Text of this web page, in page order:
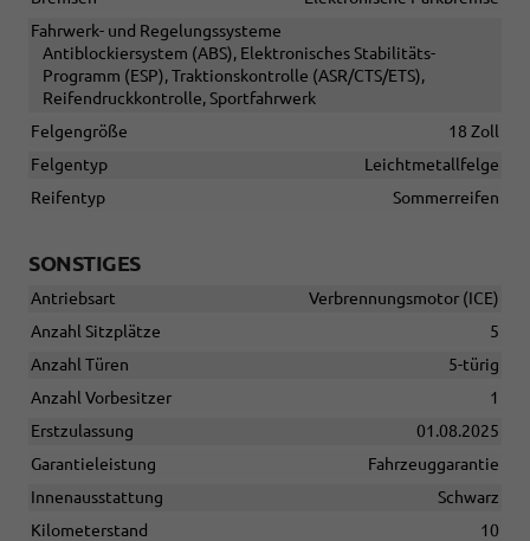
Fahrwerk- und Regelungssysteme
Antiblockiersystem (ABS), Elektronisches Stabilitäts-
Programm (ESP), Traktionskontrolle (ASR/CTS/ETS),
Reifendruckkontrolle, Sportfahrwerk
Felgengröße
18 Zoll
Felgentyp
Leichtmetallfelge
Reifentyp
Sommerreifen
SONSTIGES
Antriebsart
Verbrennungsmotor (ICE)
Anzahl Sitzplätze
5
Anzahl Türen
5-türig
Anzahl Vorbesitzer
1
Erstzulassung
01.08.2025
Garantieleistung
Fahrzeuggarantie
Innenausstattung
Schwarz
Kilometerstand
10